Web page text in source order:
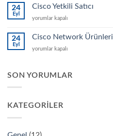
Fiyatı
24
Eyl
Cisco Yetkili Satıcı
Cisco
Satıcı
yorumlar kapalı
24
Eyl
Cisco Network Ürünleri
Cisco
için
yorumlar kapalı
SON YORUMLAR
KATEGORILER